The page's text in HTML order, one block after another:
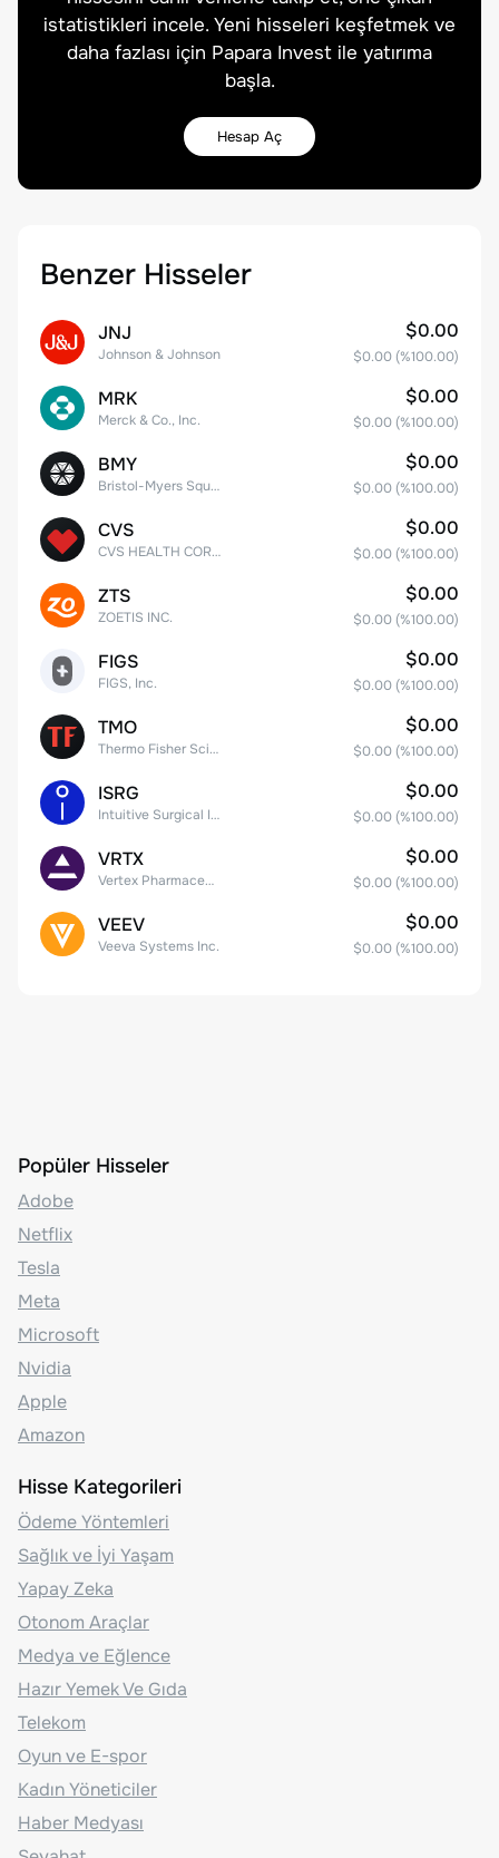
istatistikleri incele. Yeni hisseleri keşfetmek ve
daha fazlası için Papara Invest ile yatırıma
başla.
Hesap Aç
Benzer Hisseler
JNJ
Johnson & Johnson
$0.00
$0.00 (%100.00)
MRK
Merck & Co., Inc.
$0.00
$0.00 (%100.00)
BMY
Bristol-Myers Squibb Co.
$0.00
$0.00 (%100.00)
CVS
CVS HEALTH CORPORATION
$0.00
$0.00 (%100.00)
ZTS
ZOETIS INC.
$0.00
$0.00 (%100.00)
FIGS
FIGS, Inc.
$0.00
$0.00 (%100.00)
TMO
Thermo Fisher Scientific, Inc.
$0.00
$0.00 (%100.00)
ISRG
Intuitive Surgical Inc.
$0.00
$0.00 (%100.00)
VRTX
Vertex Pharmaceuticals Inc
$0.00
$0.00 (%100.00)
VEEV
Veeva Systems Inc.
$0.00
$0.00 (%100.00)
Popüler Hisseler
Adobe
Netflix
Tesla
Meta
Microsoft
Nvidia
Apple
Amazon
Hisse Kategorileri
Ödeme Yöntemleri
Sağlık ve İyi Yaşam
Yapay Zeka
Otonom Araçlar
Medya ve Eğlence
Hazır Yemek Ve Gıda
Telekom
Oyun ve E-spor
Kadın Yöneticiler
Haber Medyası